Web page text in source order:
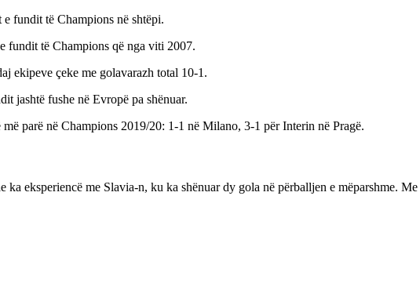
fundit të Champions në shtëpi.
fundit të Champions që nga viti 2007.
ekipeve çeke me golavarazh total 10-1.
jashtë fushe në Evropë pa shënuar.
parë në Champions 2019/20: 1-1 në Milano, 3-1 për Interin në Pragë.
eksperiencë me Slavia-n, ku ka shënuar dy gola në përballjen e mëparshme.